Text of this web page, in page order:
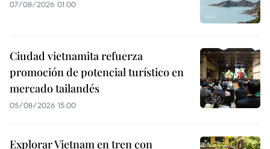
07/08/2026 01:00
Ciudad vietnamita refuerza
promoción de potencial turístico en
mercado tailandés
05/08/2026 15:00
Explorar Vietnam en tren con